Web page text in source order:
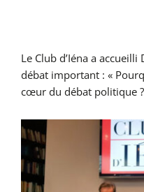
Le Club d’Iéna a
débat important : «
cœur du débat politique